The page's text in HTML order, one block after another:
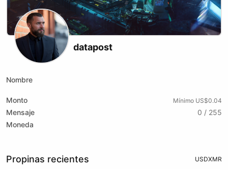
datapost
Nombre
Monto Mínimo US$0.04
Mensaje
0 / 255
Moneda
Propinas recientes USDXMR